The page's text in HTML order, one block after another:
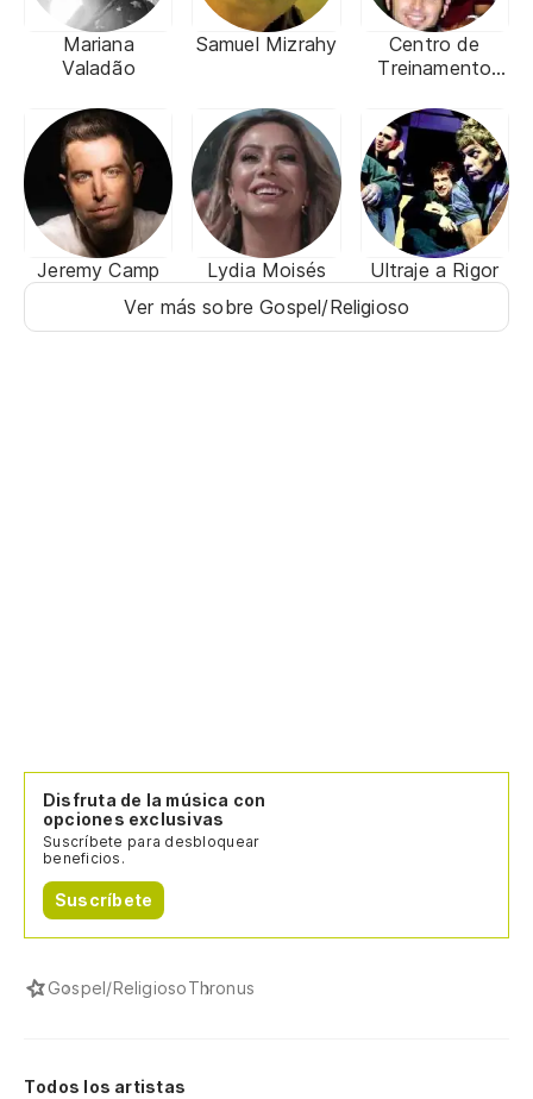
Mariana
Valadão
Samuel Mizrahy
Centro de
Treinamento
Diante do
Trono (CTMDT)
Jeremy Camp Lydia Moisés
Ultraje a Rigor
Ver más sobre Gospel/Religioso
Disfruta de la música con
opciones exclusivas
Suscríbete para desbloquear
beneficios.
Suscríbete
Gospel/ReligiosoThronus
Todos los artistas